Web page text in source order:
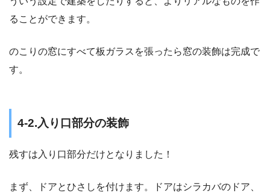
ることができます。
のこりの窓にすべて板ガラスを張ったら窓の装飾は完成で
す。
4-2.入り口部分の装飾
残すは入り口部分だけとなりました！
まず、ドアとひさしを付けます。ドアはシラカバのドア、